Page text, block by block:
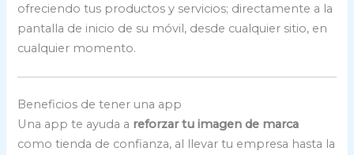
ofreciendo tus productos y servicios; directamente a la
pantalla de inicio de su móvil, desde cualquier sitio, en
cualquier momento.
Beneficios de tener una app
Una app te ayuda a reforzar tu imagen de marca
como tienda de confianza, al llevar tu empresa hasta la